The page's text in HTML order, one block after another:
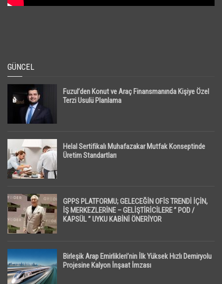
GÜNCEL
Fuzul’den Konut ve Araç Finansmanında Kişiye Özel
Terzi Usulü Planlama
Helal Sertifikalı Muhafazakar Mutfak Konseptinde
Üretim Standartları
GPPS PLATFORMU; GELECEĞİN OFİS TRENDİ İÇİN,
İŞ MERKEZLERİNE – GELİŞTİRİCİLERE ” POD /
KAPSÜL ” UYKU KABİNİ ÖNERİYOR
Birleşik Arap Emirlikleri’nin İlk Yüksek Hızlı Demiryolu
Projesine Kalyon İnşaat İmzası